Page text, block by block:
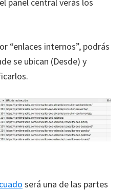
“enlaces internos”, podrás
se ubican (Desde) y
será una de las partes